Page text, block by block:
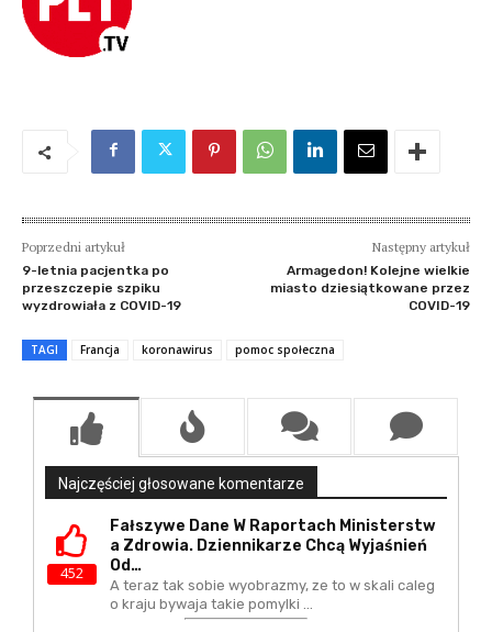
Poprzedni artykuł
9-letnia pacjentka po
przeszczepie szpiku
wyzdrowiała z COVID-19
Następny artykuł
Armagedon! Kolejne wielkie
miasto dziesiątkowane przez
COVID-19
TAGI Francja koronawirus pomoc społeczna
Najczęściej głosowane komentarze
452
Fałszywe Dane W Raportach Ministerstw
A Zdrowia. Dziennikarze Chcą Wyjaśnień
Od…
A teraz tak sobie wyobrazmy, ze to w skali caleg
o kraju bywaja takie pomylki ...